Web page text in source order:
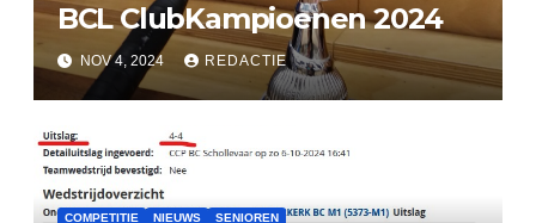
BCL ClubKampioenen 2024
NOV 4, 2024 REDACTIE
COMPETITIE NIEUWS SENIOREN